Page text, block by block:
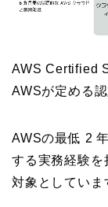
AWS Certified
AWSが定める認
AWSの最低 2
する実務経験を
対象としていま